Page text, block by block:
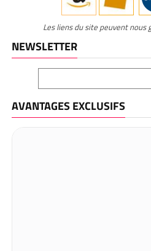
Les liens du site peuvent nous
NEWSLETTER
AVANTAGES EXCLUSIFS